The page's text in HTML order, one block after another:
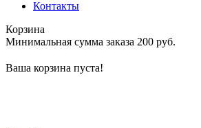
Контакты
Корзина
Минимальная сумма заказа 200 руб.
Ваша корзина пуста!